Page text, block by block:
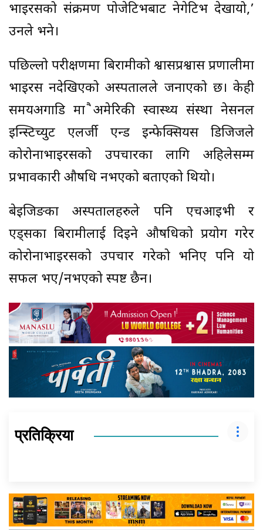
भाइरसको संक्रमण पोजेटिभबाट नेगेटिभ देखायो,’
उनले भने।
पछिल्लो परीक्षणमा बिरामीको श्वासप्रश्वास प्रणालीमा
भाइरस नदेखिएको अस्पतालले जनाएको छ। केही
समयअगाडि मात्रै अमेरिकी स्वास्थ्य संस्था नेसनल
इन्स्टिच्युट एलर्जी एन्ड इन्फेक्सियस डिजिजले
कोरोनाभाइरसको उपचारका लागि अहिलेसम्म
प्रभावकारी औषधि नभएको बताएको थियो।
बेइजिङका अस्पतालहरुले पनि एचआइभी र
एड्सका बिरामीलाई दिइने औषधिको प्रयोग गरेर
कोरोनाभाइरसको उपचार गरेको भनिए पनि यो
सफल भए/नभएको स्पष्ट छैन।
प्रतिक्रिया